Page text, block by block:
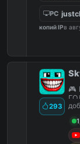
PC
копий IPв
293
🎮